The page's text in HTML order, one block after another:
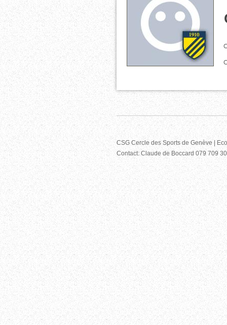
CSG Cercle des Sports de Genève |
Contact: Claude de Boccard 079 709